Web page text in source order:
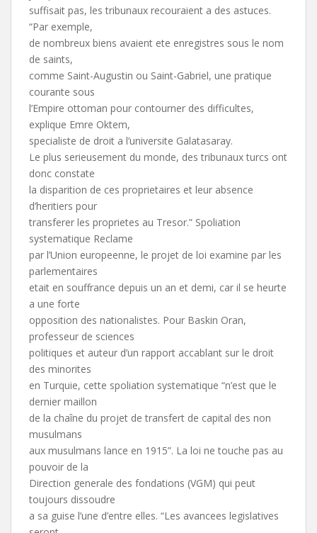
suffisait pas, les tribunaux recouraient a des astuces.
“Par exemple,
de nombreux biens avaient ete enregistres sous le nom
de saints,
comme Saint-Augustin ou Saint-Gabriel, une pratique
courante sous
l’Empire ottoman pour contourner des difficultes,
explique Emre Oktem,
specialiste de droit a l’universite Galatasaray.
Le plus serieusement du monde, des tribunaux turcs ont
donc constate
la disparition de ces proprietaires et leur absence
d’heritiers pour
transferer les proprietes au Tresor.” Spoliation
systematique Reclame
par l’Union europeenne, le projet de loi examine par les
parlementaires
etait en souffrance depuis un an et demi, car il se heurte
a une forte
opposition des nationalistes. Pour Baskin Oran,
professeur de sciences
politiques et auteur d’un rapport accablant sur le droit
des minorites
en Turquie, cette spoliation systematique “n’est que le
dernier maillon
de la chaîne du projet de transfert de capital des non
musulmans
aux musulmans lance en 1915”. La loi ne touche pas au
pouvoir de la
Direction generale des fondations (VGM) qui peut
toujours dissoudre
a sa guise l’une d’entre elles. “Les avancees legislatives